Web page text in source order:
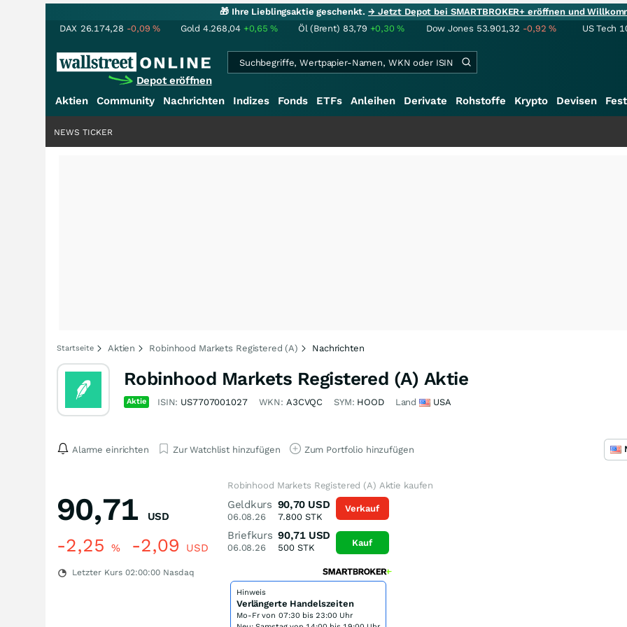
🎁 Ihre Lieblingsaktie geschenkt.→ Jetzt Depot bei SMARTBROKER+ eröffnen und
DAX 26.174,28 -0,09% Gold 4.268,04 +0,65% Öl (Brent) 83,79 +0,30% Dow Jones 53.901,32 -0,92% US Tech
Depot eröffnen
Aktien Community Nachrichten Indizes Fonds ETFs Anleihen Derivate Rohstoffe Krypto Devisen
NEWS TICKER
Startseite Aktien Robinhood Markets Registered (A) Nachrichten
Robinhood Markets Registered (A) Aktie
Aktie ISIN: US7707001027 WKN: A3CVQC SYM: HOOD Land USA
Alarme einrichten Zur Watchlist hinzufügen Zum Portfolio hinzufügen
90,71 USD
-2,25 % -2,09 USD
Letzter Kurs 02:00:00 Nasdaq
Robinhood Markets Registered (A) Aktie kaufen
Geldkurs
06.08.26
90,70 USD
7.800STK
Briefkurs
06.08.26
90,71 USD
500STK
Verkauf
Kauf
Hinweis
Verlängerte Handelszeiten
Mo-Fr von 07:30 bis 23:00 Uhr